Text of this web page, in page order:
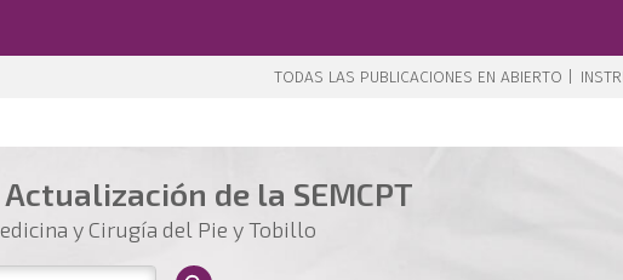
TODAS LAS PUBLICACIONES EN ABIERTO |
de la SEMCPT
y Cirugía del Pie y Tobillo